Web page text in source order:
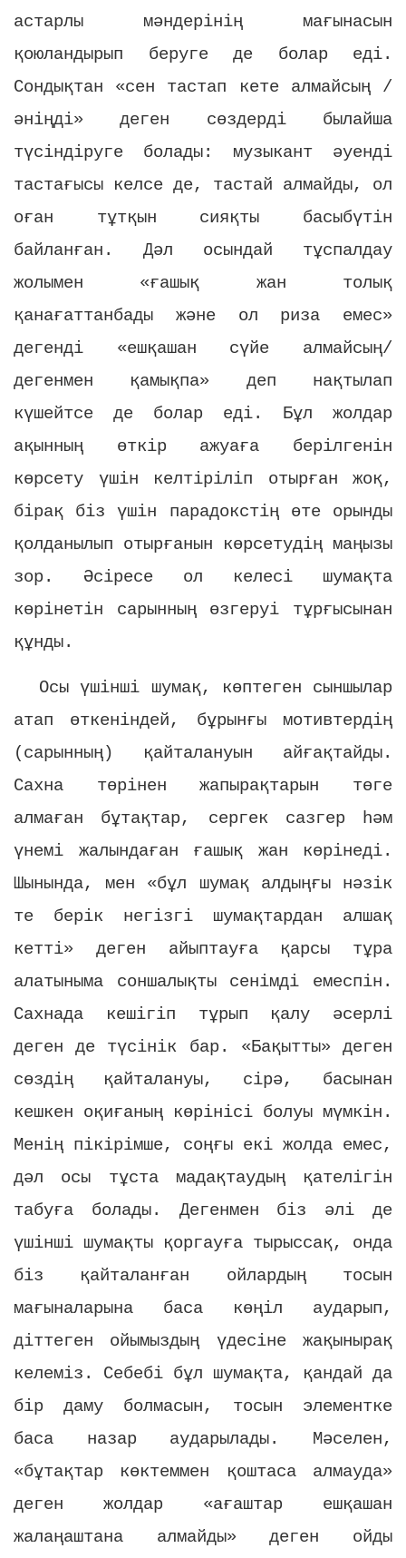
астарлы мәндерінің мағынасын
қоюландырып беруге де болар еді.
Сондықтан «сен тастап кете алмайсың /
әніңді» деген сөздерді былайша
түсіндіруге болады: музыкант әуенді
тастағысы келсе де, тастай алмайды, ол
оған тұтқын сияқты басыбүтін
байланған. Дәл осындай тұспалдау
жолымен «ғашық жан толық
қанағаттанбады және ол риза емес»
дегенді «ешқашан сүйе алмайсың/
дегенмен қамықпа» деп нақтылап
күшейтсе де болар еді. Бұл жолдар
ақынның өткір ажуаға берілгенін
көрсету үшін келтіріліп отырған жоқ,
бірақ біз үшін парадокстің өте орынды
қолданылып отырғанын көрсетудің маңызы
зор. Әсіресе ол келесі шумақта
көрінетін сарынның өзгеруі тұрғысынан
құнды.
Осы үшінші шумақ, көптеген сыншылар
атап өткеніндей, бұрынғы мотивтердің
(сарынның) қайталануын айғақтайды.
Сахна төрінен жапырақтарын төге
алмаған бұтақтар, сергек сазгер һәм
үнемі жалындаған ғашық жан көрінеді.
Шынында, мен «бұл шумақ алдыңғы нәзік
те берік негізгі шумақтардан алшақ
кетті» деген айыптауға қарсы тұра
алатыныма соншалықты сенімді емеспін.
Сахнада кешігіп тұрып қалу әсерлі
деген де түсінік бар. «Бақытты» деген
сөздің қайталануы, сірә, басынан
кешкен оқиғаның көрінісі болуы мүмкін.
Менің пікірімше, соңғы екі жолда емес,
дәл осы тұста мадақтаудың қателігін
табуға болады. Дегенмен біз әлі де
үшінші шумақты қоргауға тырыссақ, онда
біз қайталанған ойлардың тосын
мағыналарына баса көңіл аударып,
діттеген ойымыздың үдесіне жақынырақ
келеміз. Себебі бұл шумақта, қандай да
бір даму болмасын, тосын элементке
баса назар аударылады. Мәселен,
«бұтақтар көктеммен қоштаса алмауда»
деген жолдар «ағаштар ешқашан
жалаңаштана алмайды» деген ойды